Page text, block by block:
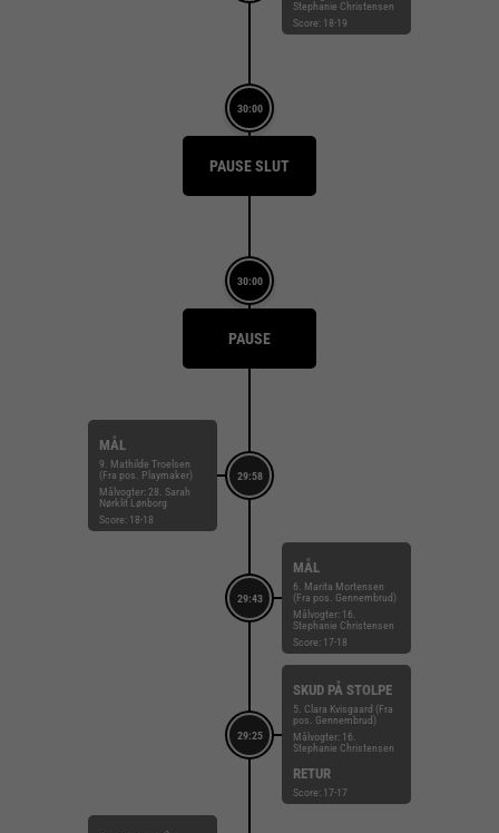
Stephanie Christensen
Score: 18-19
30:00
PAUSE SLUT
30:00
PAUSE
29:58
MÅL
9. Mathilde Troelsen
(Fra pos. Playmaker)
Målvogter: 28. Sarah
Nørklit Lønborg
Score: 18-18
29:43
MÅL
6. Marita Mortensen
(Fra pos. Gennembrud)
Målvogter: 16.
Stephanie Christensen
Score: 17-18
29:25
SKUD PÅ STOLPE
5. Clara Kvisgaard (Fra
pos. Gennembrud)
Målvogter: 16.
Stephanie Christensen
RETUR
Score: 17-17